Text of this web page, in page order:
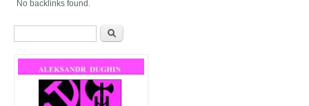
No backlinks found.
Formular de căutare